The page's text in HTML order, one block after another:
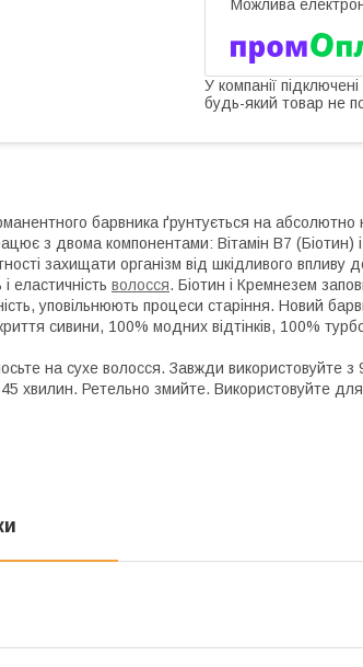
У компанії
будь-який товар не
барвника ґрунтується на абсолютно
з двома компонентами: Вітамін В7 (Біотин)
захищати організм від шкідливого впливу
еластичність волосся. Біотин і Кремнезем
уповільнюють процеси старіння. Новий
сивини, 100% модних відтінків, 100%
на сухе волосся. Завжди використовуйте
хвилин. Ретельно змийте. Використовуйте для